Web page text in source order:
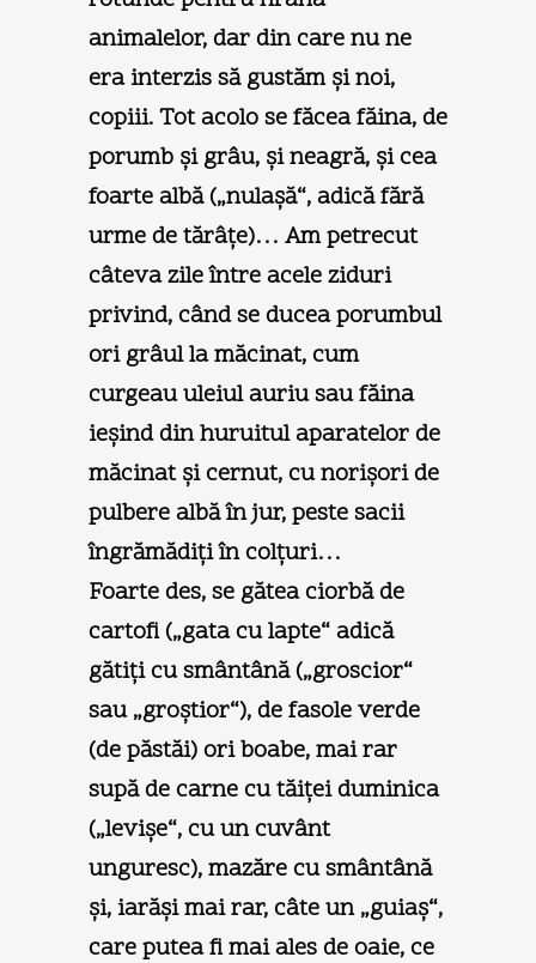
animalelor, dar din care nu ne
era interzis să gustăm şi noi,
copiii. Tot acolo se făcea făina, de
porumb şi grâu, şi neagră, şi cea
foarte albă („nulaşă“, adică fără
urme de tărâţe)… Am petrecut
câteva zile între acele ziduri
privind, când se ducea porumbul
ori grâul la măcinat, cum
curgeau uleiul auriu sau făina
ieşind din huruitul aparatelor de
măcinat şi cernut, cu norişori de
pulbere albă în jur, peste sacii
îngrămădiţi în colţuri…
Foarte des, se gătea ciorbă de
cartofi („gata cu lapte“ adică
gătiţi cu smântână („groscior“
sau „groştior“), de fasole verde
(de păstăi) ori boabe, mai rar
supă de carne cu tăiţei duminica
(„levişe“, cu un cuvânt
unguresc), mazăre cu smântână
şi, iarăşi mai rar, câte un „guiaş“,
care putea fi mai ales de oaie, ce